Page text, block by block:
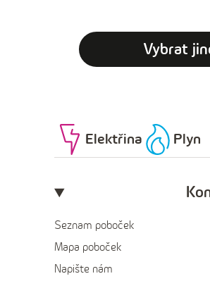
Vybrat
Elektřina Plyn
Seznam poboček
Mapa poboček
Napište nám